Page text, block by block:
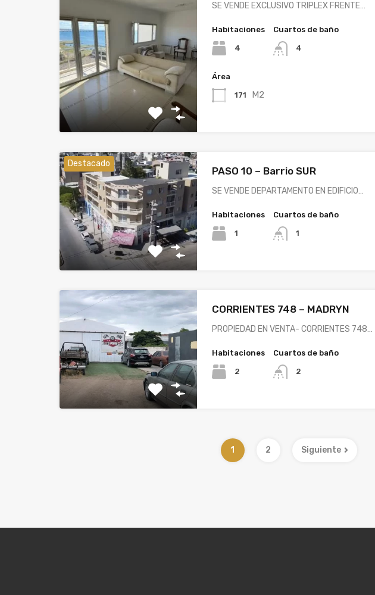
SE VENDE EXCLUSIVO TRIPLEX FRENTE…
Habitaciones
4
Cuartos de baño
4
Área
171 M2
Destacado
PASO 10 – Barrio SUR
SE VENDE DEPARTAMENTO EN EDIFICIO…
Habitaciones
1
Cuartos de baño
1
CORRIENTES 748 – MADRYN
PROPIEDAD EN VENTA- CORRIENTES 748…
Habitaciones
2
Cuartos de baño
2
1 2 Siguiente